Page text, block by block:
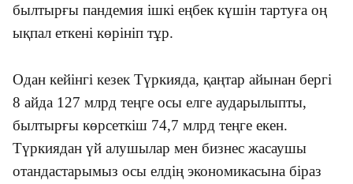
былтырғы пандемия ішкі еңбек күшін тартуға оң
ықпал еткені көрініп тұр.
Одан кейінгі кезек Түркияда, қаңтар айынан бергі
8 айда 127 млрд теңге осы елге аударылыпты,
былтырғы көрсеткіш 74,7 млрд теңге екен.
Түркиядан үй алушылар мен бизнес жасаушы
отандастарымыз осы елдің экономикасына біраз